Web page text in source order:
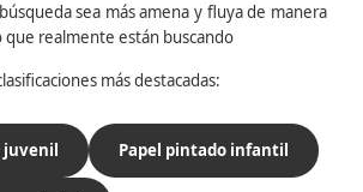
sea más amena y fluya de manera
que realmente están buscando
más destacadas:
juvenil Papel pintado infantil